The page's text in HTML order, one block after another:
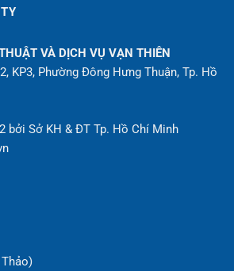
VÀ DỊCH VỤ VẠN THIÊN
KP3, Phường Đông Hưng Thuận, Tp. Hồ
bởi Sở KH & ĐT Tp. Hồ Chí Minh